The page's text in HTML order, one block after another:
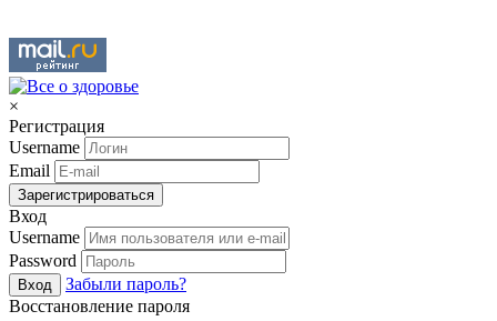
×
Регистрация
Username
Email
Зарегистрироваться
Вход
Username
Password
Вход
Забыли пароль?
Восстановление пароля